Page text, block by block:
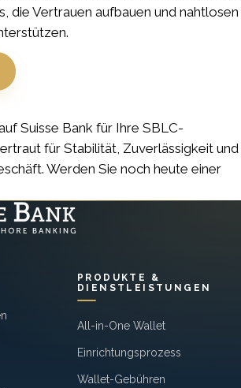
die Vertrauen aufbauen und nahtlosen
Suisse Bank für Ihre SBLC-
für Stabilität, Zuverlässigkeit und
Werden Sie noch heute einer
PRODUKTE &
DIENSTLEISTUNGEN
All-in-One Wallet
Einrichtungsprozess
Wallet-Gebühren